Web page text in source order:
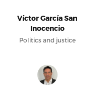
Víctor García San
Inocencio
Politics and justice